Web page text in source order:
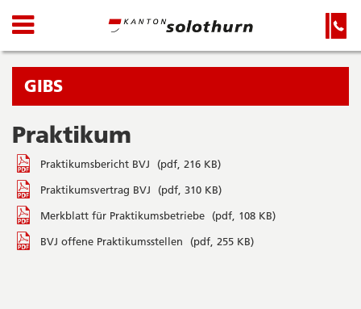
Kanton
Solothurn
Wichtige
Seiten
Startseite
Hauptnavigation
Inhalt
Sitemap
Suche
Navigation
und
Suche
Navigation
Sie
befinden
sich
gerade
in:
GIBS
Praktikum
Praktikumsbericht BVJ
(pdf, 216 KB)
Praktikumsvertrag BVJ
(pdf, 310 KB)
Merkblatt für Praktikumsbetriebe
(pdf, 108 KB)
BVJ offene Praktikumsstellen
(pdf, 255 KB)